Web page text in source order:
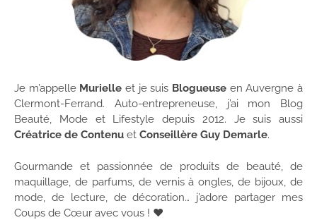
Je m’appelle Murielle et je suis Blogueuse en Auvergne à
Clermont-Ferrand. Auto-entrepreneuse, j’ai mon Blog
Beauté, Mode et Lifestyle depuis 2012. Je suis aussi
Créatrice de Contenu et Conseillère Guy Demarle.
Gourmande et passionnée de produits de beauté, de
maquillage, de parfums, de vernis à ongles, de bijoux, de
mode, de lecture, de décoration… j’adore partager mes
Coups de Cœur avec vous ! ♥